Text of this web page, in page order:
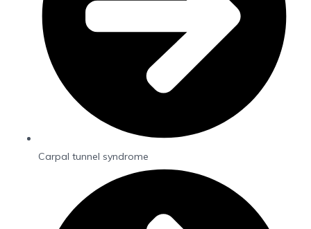
Carpal tunnel syndrome